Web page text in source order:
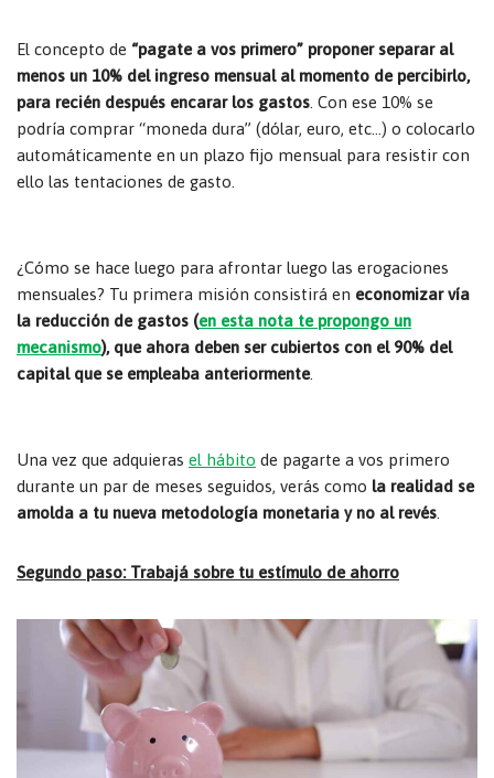
El concepto de “pagate a vos primero” proponer separar al
menos un 10% del ingreso mensual al momento de percibirlo,
para recién después encarar los gastos . Con ese 10% se
podría comprar “moneda dura” (dólar, euro, etc…) o colocarlo
automáticamente en un plazo fijo mensual para resistir con
ello las tentaciones de gasto.
¿Cómo se hace luego para afrontar luego las erogaciones
mensuales? Tu primera misión consistirá en economizar vía
la reducción de gastos (en esta nota te propongo un
mecanismo), que ahora deben ser cubiertos con el 90% del
capital que se empleaba anteriormente.
Una vez que adquieras el hábito de pagarte a vos primero
durante un par de meses seguidos, verás como la realidad se
amolda a tu nueva metodología monetaria y no al revés
Segundo paso: Trabajá sobre tu estímulo de ahorro